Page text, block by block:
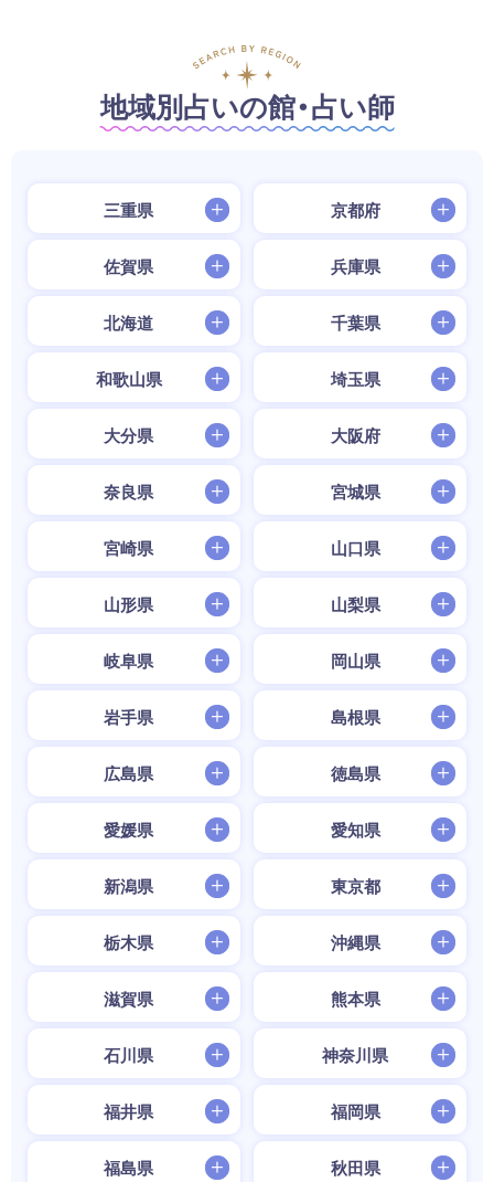
地域別占いの館・占い師
三重県 京都府
佐賀県 兵庫県
北海道 千葉県
和歌山県 埼玉県
大分県 大阪府
奈良県 宮城県
宮崎県 山口県
山形県 山梨県
岐阜県 岡山県
岩手県 島根県
広島県 徳島県
愛媛県 愛知県
新潟県 東京都
栃木県 沖縄県
滋賀県 熊本県
石川県 神奈川県
福井県 福岡県
福島県 秋田県